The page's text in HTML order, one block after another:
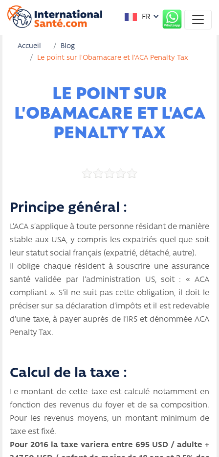
FR
Accueil
Blog
Le point sur l'Obamacare et l'ACA Penalty Tax
LE POINT SUR
L'OBAMACARE ET L'ACA
PENALTY TAX
Principe général :
L’ACA s’applique à toute personne résidant de manière
stable aux USA, y compris les expatriés quel que soit
leur statut social français (expatrié, détaché, autre).
Il oblige chaque résident à souscrire une assurance
santé validée par l’administration US, soit : « ACA
compliant ». S’il ne suit pas cette obligation, il doit le
préciser sur sa déclaration d’impôts et il est redevable
d’une taxe, à payer auprès de l’IRS et dénommée ACA
Penalty Tax.
Calcul de la taxe :
Le montant de cette taxe est calculé notamment en
fonction des revenus du foyer et de sa composition.
Pour les revenus moyens, un montant minimum de
taxe est fixé.
Pour 2016 la taxe variera entre 695 USD / adulte +